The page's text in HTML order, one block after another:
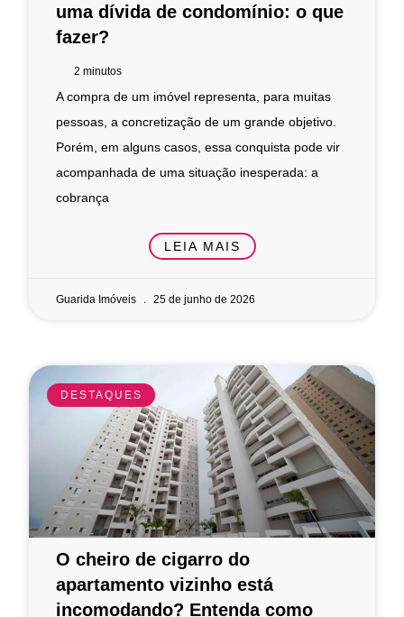
uma dívida de condomínio: o que
fazer?
2 minutos
A compra de um imóvel representa, para muitas
pessoas, a concretização de um grande objetivo.
Porém, em alguns casos, essa conquista pode vir
acompanhada de uma situação inesperada: a
cobrança
LEIA MAIS
Guarida Imóveis 25 de junho de 2026
DESTAQUES
O cheiro de cigarro do
apartamento vizinho está
incomodando? Entenda como